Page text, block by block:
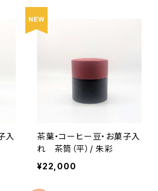
入
茶葉・コーヒー豆・お菓子入
れ 茶筒（平）/ 朱彩
¥22,000